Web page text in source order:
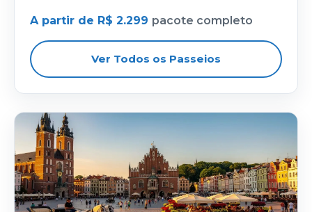
A partir de R$ 2.299 pacote completo
Ver Todos os Passeios